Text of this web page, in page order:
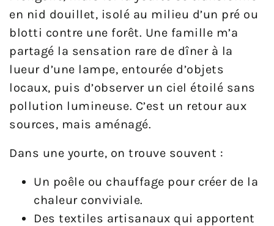
en nid douillet, isolé au milieu d’un pré ou
blotti contre une forêt. Une famille m’a
partagé la sensation rare de dîner à la
lueur d’une lampe, entourée d’objets
locaux, puis d’observer un ciel étoilé sans
pollution lumineuse. C’est un retour aux
sources, mais aménagé.
Dans une yourte, on trouve souvent :
Un poêle ou chauffage pour créer de la
chaleur conviviale.
Des textiles artisanaux qui apportent